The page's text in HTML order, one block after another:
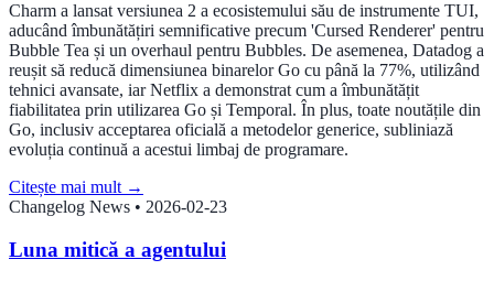
Charm a lansat versiunea 2 a ecosistemului său de instrumente TUI,
aducând îmbunătățiri semnificative precum 'Cursed Renderer' pentru
Bubble Tea și un overhaul pentru Bubbles. De asemenea, Datadog a
reușit să reducă dimensiunea binarelor Go cu până la 77%, utilizând
tehnici avansate, iar Netflix a demonstrat cum a îmbunătățit
fiabilitatea prin utilizarea Go și Temporal. În plus, toate noutățile din
Go, inclusiv acceptarea oficială a metodelor generice, subliniază
evoluția continuă a acestui limbaj de programare.
Citește mai mult →
Changelog News • 2026-02-23
Luna mitică a agentului